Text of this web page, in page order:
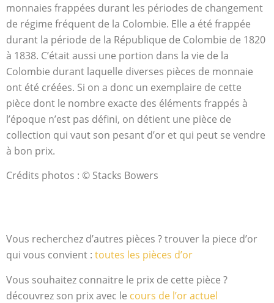
monnaies frappées durant les périodes de changement
de régime fréquent de la Colombie. Elle a été frappée
durant la période de la République de Colombie de 1820
à 1838. C’était aussi une portion dans la vie de la
Colombie durant laquelle diverses pièces de monnaie
ont été créées. Si on a donc un exemplaire de cette
pièce dont le nombre exacte des éléments frappés à
l’époque n’est pas défini, on détient une pièce de
collection qui vaut son pesant d’or et qui peut se vendre
à bon prix.
Crédits photos : © Stacks Bowers
Vous recherchez d’autres pièces ? trouver la piece d’or
qui vous convient : toutes les pièces d’or
Vous souhaitez connaitre le prix de cette pièce ?
découvrez son prix avec le cours de l’or actuel